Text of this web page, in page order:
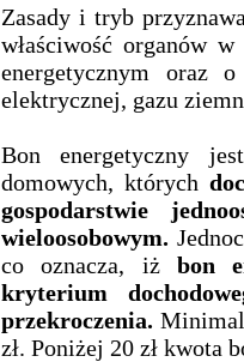
Zasady i tryb
właściwość organów
energetycznym oraz
elektrycznej, gazu
Bon energetyczny
domowych, których
gospodarstwie
wieloosobowym.
co oznacza, iż bon
kryterium
przekroczenia.
zł. Poniżej 20 zł kwota